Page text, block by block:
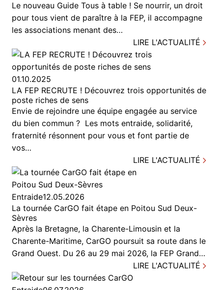
Le nouveau Guide Tous à table ! Se nourrir, un droit
pour tous vient de paraître à la FEP, il accompagne
les associations menant des…
LIRE L'ACTUALITÉ
01.10.2025
LA FEP RECRUTE ! Découvrez trois opportunités de
poste riches de sens
Envie de rejoindre une équipe engagée au service
du bien commun ? Les mots entraide, solidarité,
fraternité résonnent pour vous et font partie de
vos…
LIRE L'ACTUALITÉ
Entraide12.05.2026
La tournée CarGO fait étape en Poitou Sud Deux-
Sèvres
Après la Bretagne, la Charente-Limousin et la
Charente-Maritime, CarGO poursuit sa route dans le
Grand Ouest. Du 26 au 29 mai 2026, la FEP Grand…
LIRE L'ACTUALITÉ